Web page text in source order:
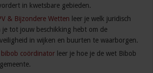
in kwetsbare gebieden.
& Bijzondere Wetten leer je welk juridisch
je tot jouw beschikking hebt om de
in wijken en buurten te waarborgen.
coördinator leer je hoe je de wet Bibob